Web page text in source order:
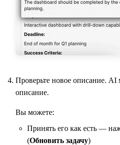
Проверьте новое описание.
описание.
Вы можете:
Принять его как есть —
(Обновить задачу)